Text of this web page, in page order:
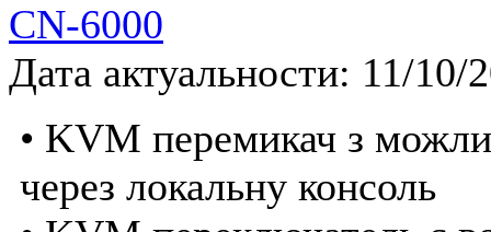
CN-6000
Дата актуальности: 11/10/
• KVM перемикач з
через локальну консоль